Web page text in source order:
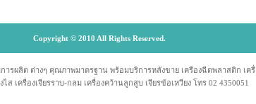
Copyright © 2010 All Rights Reserved.
รผลิต ต่างๆ คุณภาพมาตรฐาน พร้อมบริการหลังขาย เครืองฉีดพลาสติก เครื่
ไส เครื่องเจียรราบ-กลม เครื่องคว้านลูกสูบ เจียรข้อเหวียง โทร 02 4350051